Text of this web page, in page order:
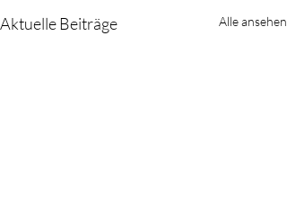
Aktuelle Beiträge Alle ansehen